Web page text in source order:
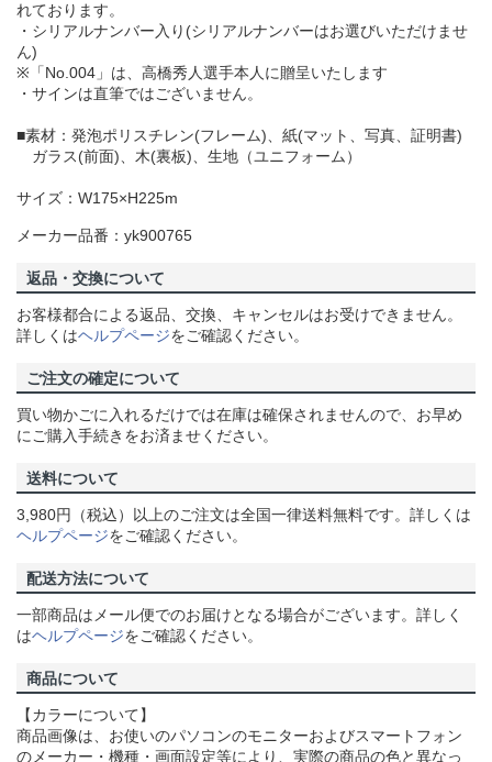
れております。
・シリアルナンバー入り(シリアルナンバーはお選びいただけませ
ん)
※「No.004」は、高橋秀人選手本人に贈呈いたします
・サインは直筆ではございません。
■素材：発泡ポリスチレン(フレーム)、紙(マット、写真、証明書)
ガラス(前面)、木(裏板)、生地（ユニフォーム）
サイズ：W175×H225m
メーカー品番：yk900765
返品・交換について
お客様都合による返品、交換、キャンセルはお受けできません。
詳しくはヘルプページをご確認ください。
ご注文の確定について
買い物かごに入れるだけでは在庫は確保されませんので、お早め
にご購入手続きをお済ませください。
送料について
3,980円（税込）以上のご注文は全国一律送料無料です。詳しくは
ヘルプページをご確認ください。
配送方法について
一部商品はメール便でのお届けとなる場合がございます。詳しく
はヘルプページをご確認ください。
商品について
【カラーについて】
商品画像は、お使いのパソコンのモニターおよびスマートフォン
のメーカー・機種・画面設定等により、実際の商品の色と異なっ